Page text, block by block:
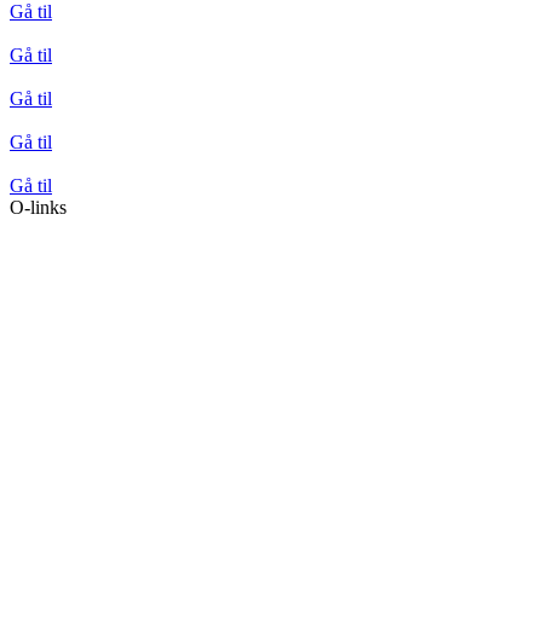
Gå til
Gå til
Gå til
Gå til
Gå til
O-links